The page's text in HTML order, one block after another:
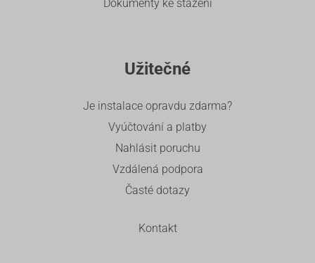
Dokumenty ke stažení
Užitečné
Je instalace opravdu zdarma?
Vyúčtování a platby
Nahlásit poruchu
Vzdálená podpora
Časté dotazy
Kontakt